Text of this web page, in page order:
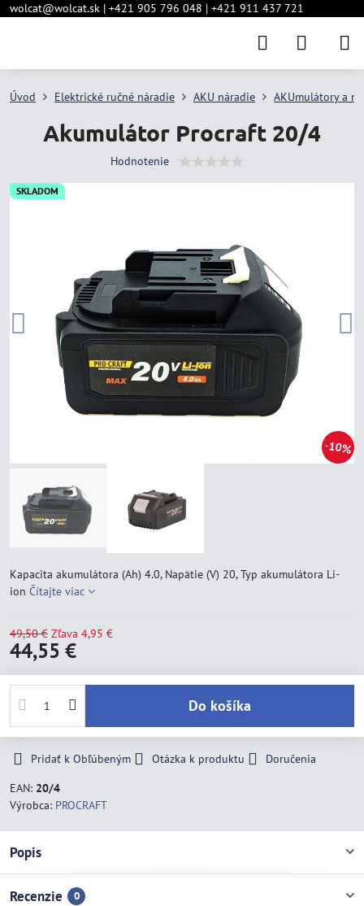
wolcat@wolcat.sk | +421 905 796 048 | +421 911 437 721
SKLADOM
10%
Úvod Elektrické ručné náradie AKU náradie AKUmulátory a
Akumulátor Procraft 20/4
Hodnotenie
Kapacita akumulátora (Ah) 4.0, Napätie (V) 20, Typ akumulátora Li-
ion Čítajte viac
49,50 € Zľava 4,95 €
44,55 €
Do košíka
Pridať k Obľúbeným Otázka k produktu
Doručenia
EAN: 20/4
Výrobca: PROCRAFT
Popis
Recenzie 0